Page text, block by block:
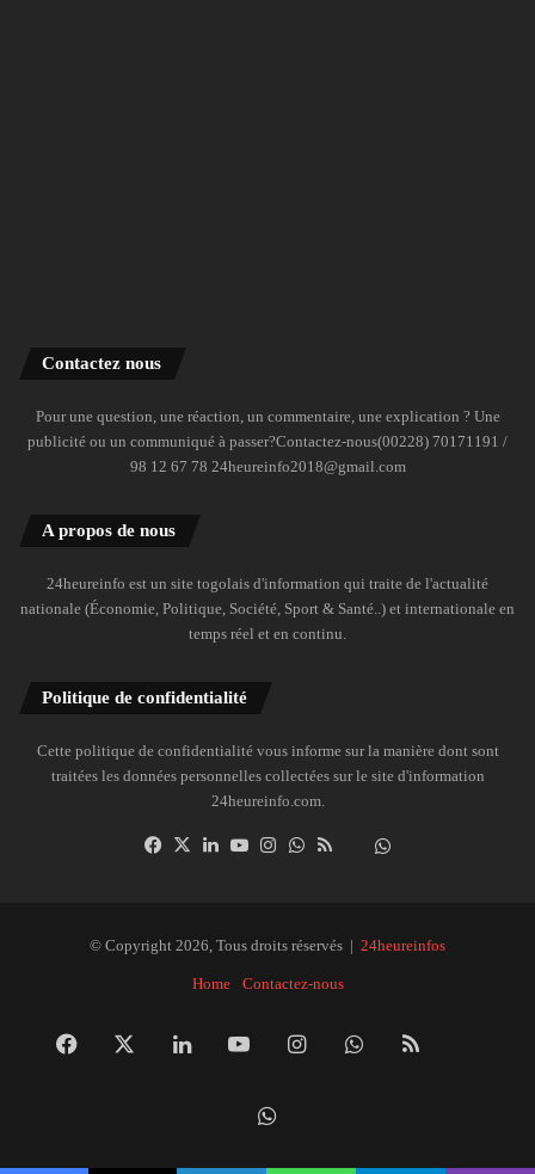
Contactez nous
Pour une question, une réaction, un commentaire, une explication ? Une
publicité ou un communiqué à passer?Contactez-nous(00228) 70171191 /
98 12 67 78 24heureinfo2018@gmail.com
A propos de nous
24heureinfo est un site togolais d'information qui traite de l'actualité
nationale (Économie, Politique, Société, Sport & Santé..) et internationale en
temps réel et en continu.
Politique de confidentialité
Cette politique de confidentialité vous informe sur la manière dont sont
traitées les données personnelles collectées sur le site d'information
24heureinfo.com.
Facebook
X LinkedinYouTubeInstagramWhatsAppDailymotion
© Copyright 2026, Tous droits réservés | 24heureinfos
Home Contactez-nous
Facebook LinkedinYouTubeInstagramWhatsApp
RSS